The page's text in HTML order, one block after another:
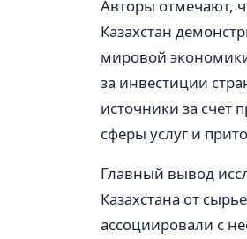
Авторы отмечают,
Казахстан
мировой
за инвестиции
источники за счет
сферы услуг и
Главный вывод
Казахстана от
ассоциировали с